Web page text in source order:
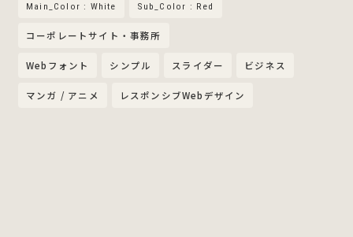
Main_Color : White Sub_Color : Red
コーポレートサイト・事務所
Webフォント シンプル スライダー ビジネス
マンガ / アニメ レスポンシブWebデザイン